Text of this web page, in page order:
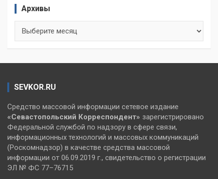
Архивы
SEVKOR.RU
Средство массовой информации сетевое издание
«Севастопольский Корреспондент» зарегистрировано
Федеральной службой по надзору в сфере связи,
информационных технологий и массовых коммуникаций
(Роскомнадзор) в качестве средства массовой
информации от 06.09.2019 г., свидетельство о регистрации
ЭЛ № ФС 77–76715